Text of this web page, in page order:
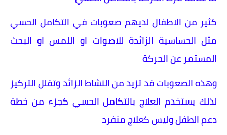
كثير من الاطفال لديهم صعوبات في التكامل الحسي
مثل الحساسية الزائدة للاصوات او اللمس او البحث
المستمر عن الحركة
وهذه الصعوبات قد تزيد من النشاط الزائد وتقلل التركيز
لذلك يستخدم العلاج بالتكامل الحسي كجزء من خطة
دعم الطفل وليس كعلاج منفرد